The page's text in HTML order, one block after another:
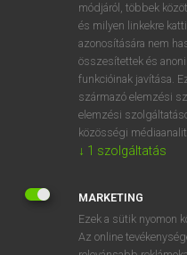
Díjmentes angol
mn szomorú
bánatos
gyászos
fájdalmas
bús
⚲ sorrowfulkeresése
módjáról, többek
és milyen linkekre
azonosítására nem
összesítettek és
funkcióinak javítása.
származó elemzési
elemzési
közösségi
↓ 1 szolgáltatás
MARKETING
Ezek a sütik nyomon
Az online